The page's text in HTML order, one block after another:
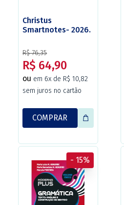
Christus
Smartnotes- 2026.
R$ 76,35
R$ 64,90
ou em 6x de R$ 10,82
sem juros no cartão
COMPRAR
- 15%